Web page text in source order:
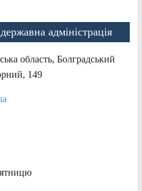
адміністрація
область, Болградський
149